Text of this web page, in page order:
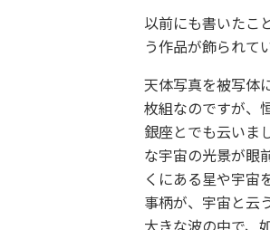
以前にも書いたこ
う作品が飾られて
天体写真を被写体
枚組なのですが、
銀座とでも云いま
な宇宙の光景が眼
くにある星や宇宙
事柄が、宇宙と云